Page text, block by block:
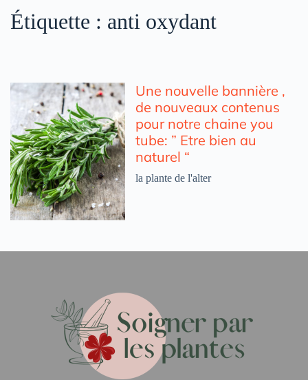
Étiquette : anti oxydant
Une nouvelle bannière ,
de nouveaux contenus
pour notre chaine you
tube: ” Etre bien au
naturel “
la plante de l'alter